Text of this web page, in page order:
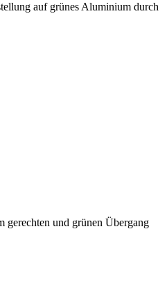
auf grünes Aluminium durch
und grünen Übergang